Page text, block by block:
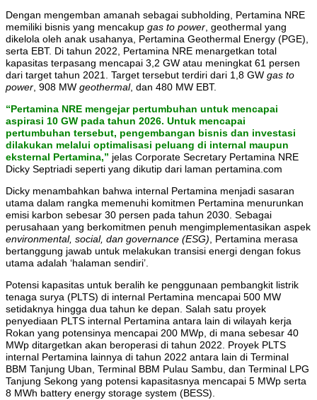
Dengan mengemban amanah sebagai subholding, Pertamina NRE
memiliki bisnis yang mencakup gas to power, geothermal yang
dikelola oleh anak usahanya, Pertamina Geothermal Energy (PGE),
serta EBT. Di tahun 2022, Pertamina NRE menargetkan total
kapasitas terpasang mencapai 3,2 GW atau meningkat 61 persen
dari target tahun 2021. Target tersebut terdiri dari 1,8 GW gas to
power, 908 MW geothermal, dan 480 MW EBT.
“Pertamina NRE mengejar pertumbuhan untuk mencapai
aspirasi 10 GW pada tahun 2026. Untuk mencapai
pertumbuhan tersebut, pengembangan bisnis dan investasi
dilakukan melalui optimalisasi peluang di internal maupun
eksternal Pertamina,” jelas Corporate Secretary Pertamina NRE
Dicky Septriadi seperti yang dikutip dari laman pertamina.com
Dicky menambahkan bahwa internal Pertamina menjadi sasaran
utama dalam rangka memenuhi komitmen Pertamina menurunkan
emisi karbon sebesar 30 persen pada tahun 2030. Sebagai
perusahaan yang berkomitmen penuh mengimplementasikan aspek
environmental, social, dan governance (ESG), Pertamina merasa
bertanggung jawab untuk melakukan transisi energi dengan fokus
utama adalah ‘halaman sendiri’.
Potensi kapasitas untuk beralih ke penggunaan pembangkit listrik
tenaga surya (PLTS) di internal Pertamina mencapai 500 MW
setidaknya hingga dua tahun ke depan. Salah satu proyek
penyediaan PLTS internal Pertamina antara lain di wilayah kerja
Rokan yang potensinya mencapai 200 MWp, di mana sebesar 40
MWp ditargetkan akan beroperasi di tahun 2022. Proyek PLTS
internal Pertamina lainnya di tahun 2022 antara lain di Terminal
BBM Tanjung Uban, Terminal BBM Pulau Sambu, dan Terminal LPG
Tanjung Sekong yang potensi kapasitasnya mencapai 5 MWp serta
8 MWh battery energy storage system (BESS).